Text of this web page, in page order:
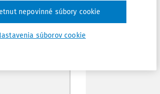
pomeroch
súborov cookie
nepovinné súbory cookie